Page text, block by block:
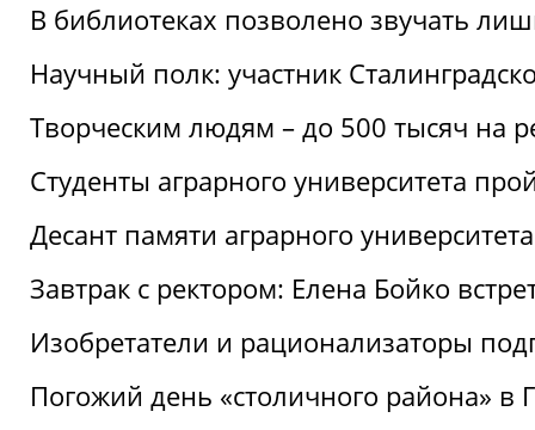
В библиотеках позволено звучать
Научный полк: участник
Творческим людям – до 500 тысяч на
Студенты аграрного университета
Десант памяти аграрного
Завтрак с ректором: Елена Бойко
Изобретатели и рационализаторы
Погожий день «столичного района» в